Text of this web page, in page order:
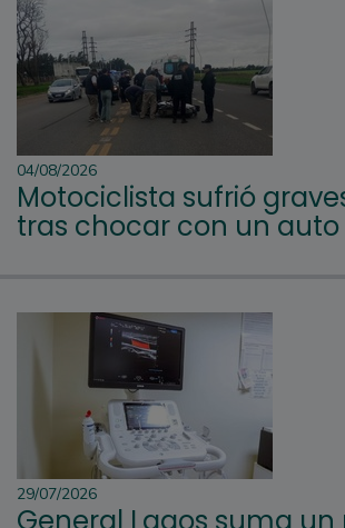
04/08/2026
Motociclista sufrió
tras chocar con un auto
29/07/2026